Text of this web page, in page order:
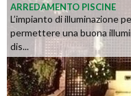
ARREDAMENTO PISCINE
L’impianto di illuminazione
permettere una buona
dis...